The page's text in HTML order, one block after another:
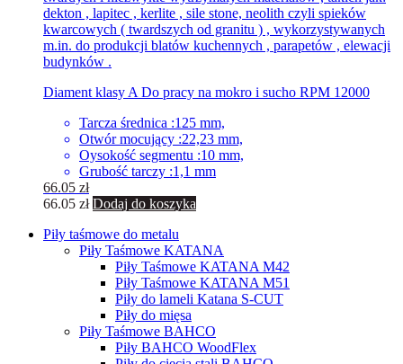
dekton , lapitec , kerlite , sile stone, neolith czyli spieków
kwarcowych ( twardszych od granitu ) , wykorzystywanych
m.in. do produkcji blatów kuchennych , parapetów , elewacji
budynków .
Diament klasy A Do pracy na mokro i sucho RPM 12000
Tarcza średnica :125 mm,
Otwór mocujący :22,23 mm,
Oysokość segmentu :10 mm,
Grubość tarczy :1,1 mm
66.05 zł
66.05 zł Dodaj do koszyka
Piły taśmowe do metalu
Piły Taśmowe KATANA
Piły Taśmowe KATANA M42
Piły Taśmowe KATANA M51
Piły do lameli Katana S-CUT
Piły do mięsa
Piły Taśmowe BAHCO
Piły BAHCO WoodFlex